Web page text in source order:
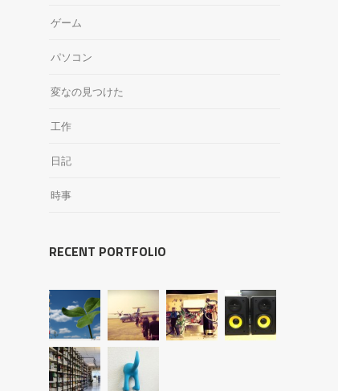
ゲーム
パソコン
変なの見つけた
工作
日記
時事
RECENT PORTFOLIO